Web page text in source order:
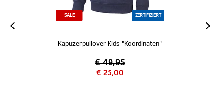
SALE ZERTIFIZIERT
Kapuzenpullover Kids "Koordinaten"
€ 49,95
€ 25,00